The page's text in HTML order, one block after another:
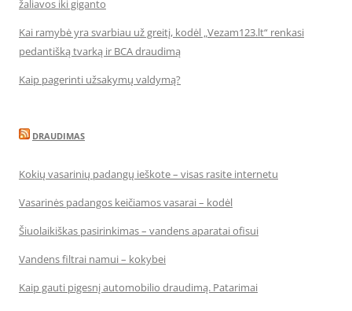
žaliavos iki giganto
Kai ramybė yra svarbiau už greitį, kodėl „Vezam123.lt“ renkasi
pedantišką tvarką ir BCA draudimą
Kaip pagerinti užsakymų valdymą?
DRAUDIMAS
Kokių vasarinių padangų ieškote – visas rasite internetu
Vasarinės padangos keičiamos vasarai – kodėl
Šiuolaikiškas pasirinkimas – vandens aparatai ofisui
Vandens filtrai namui – kokybei
Kaip gauti pigesnį automobilio draudimą. Patarimai